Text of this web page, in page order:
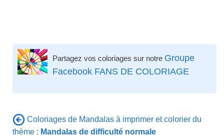
Partagez vos coloriages sur notre Groupe
Facebook FANS DE COLORIAGE
Coloriages de Mandalas à imprimer et colorier du
thème : Mandalas de difficulté normale